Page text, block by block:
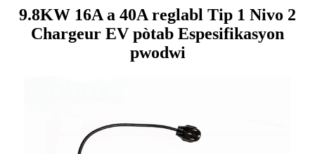
9.8KW 16A a 40A reglabl Tip 1 Nivo 2
Chargeur EV pòtab Espesifikasyon
pwodwi